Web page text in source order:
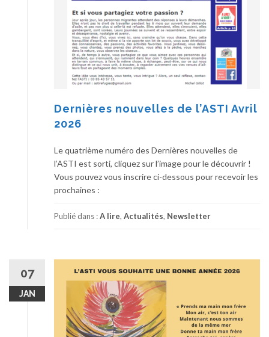
Dernières nouvelles de l’ASTI Avril
2026
Le quatrième numéro des Dernières nouvelles de
l’ASTI est sorti, cliquez sur l’image pour le découvrir !
Vous pouvez vous inscrire ci-dessous pour recevoir les
prochaines :
Publié dans :A lire, Actualités, Newsletter
07
JAN